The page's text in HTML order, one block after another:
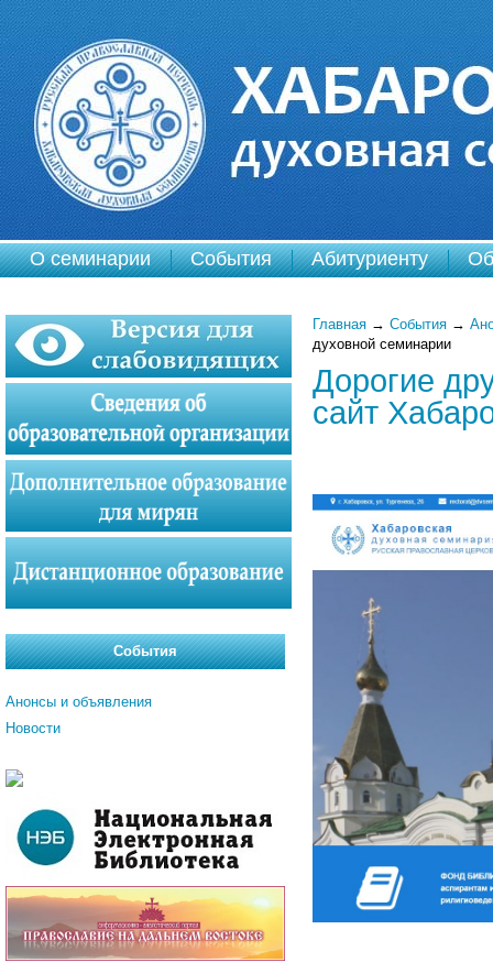
О семинарии События Абитуриенту
Главная → События →
духовной семинарии
Дорогие
сайт
События
Анонсы и объявления
Новости